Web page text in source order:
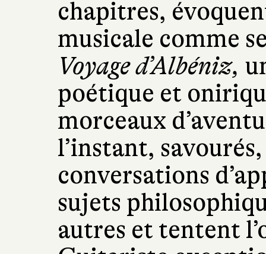
chapitres,
musicale comme
Voyage d’Albéniz,
poétique et
morceaux
l’instant,
conversations
sujets
autres et tentent